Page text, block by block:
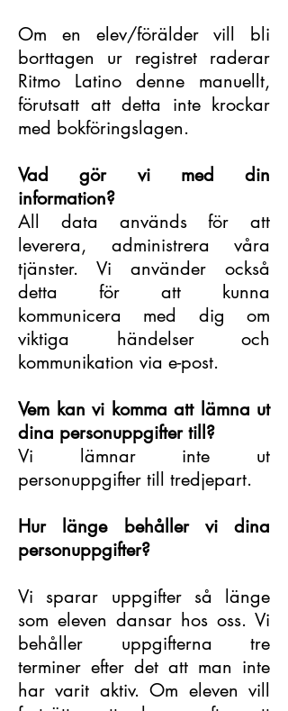
Om en elev/förälder vill bli
borttagen ur registret raderar
Ritmo Latino denne manuellt,
förutsatt att detta inte krockar
med bokföringslagen.
Vad gör vi med din
information?
All data används för att
leverera, administrera våra
tjänster. Vi använder också
detta för att kunna
kommunicera med dig om
viktiga händelser och
kommunikation via e-post.
Vem kan vi komma att lämna ut
dina personuppgifter till?
Vi lämnar inte ut
personuppgifter till tredjepart.
Hur länge behåller vi dina
personuppgifter?
Vi sparar uppgifter så länge
som eleven dansar hos oss. Vi
behåller uppgifterna tre
terminer efter det att man inte
har varit aktiv. Om eleven vill